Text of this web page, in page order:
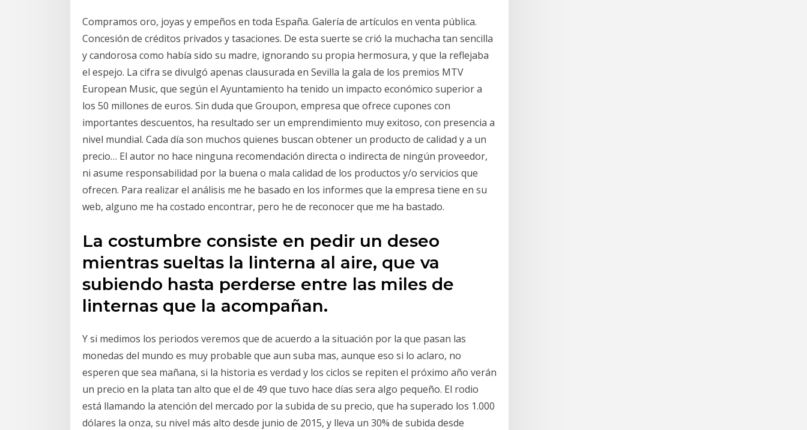
Compramos oro, joyas y empeños en toda España. Galería de artículos en venta pública.
Concesión de créditos privados y tasaciones. De esta suerte se crió la muchacha tan sencilla
y candorosa como había sido su madre, ignorando su propia hermosura, y que la reflejaba
el espejo. La cifra se divulgó apenas clausurada en Sevilla la gala de los premios MTV
European Music, que según el Ayuntamiento ha tenido un impacto económico superior a
los 50 millones de euros. Sin duda que Groupon, empresa que ofrece cupones con
importantes descuentos, ha resultado ser un emprendimiento muy exitoso, con presencia a
nivel mundial. Cada día son muchos quienes buscan obtener un producto de calidad y a un
precio… El autor no hace ninguna recomendación directa o indirecta de ningún proveedor,
ni asume responsabilidad por la buena o mala calidad de los productos y/o servicios que
ofrecen. Para realizar el análisis me he basado en los informes que la empresa tiene en su
web, alguno me ha costado encontrar, pero he de reconocer que me ha bastado.
La costumbre consiste en pedir un deseo
mientras sueltas la linterna al aire, que va
subiendo hasta perderse entre las miles de
linternas que la acompañan.
Y si medimos los periodos veremos que de acuerdo a la situación por la que pasan las
monedas del mundo es muy probable que aun suba mas, aunque eso si lo aclaro, no
esperen que sea mañana, si la historia es verdad y los ciclos se repiten el próximo año verán
un precio en la plata tan alto que el de 49 que tuvo hace días sera algo pequeño. El rodio
está llamando la atención del mercado por la subida de su precio, que ha superado los 1.000
dólares la onza, su nivel más alto desde junio de 2015, y lleva un 30% de subida desde